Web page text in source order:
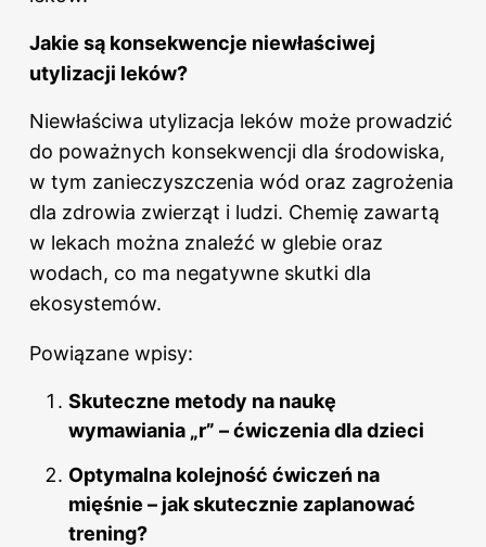
Jakie są konsekwencje niewłaściwej
utylizacji leków?
Niewłaściwa utylizacja leków może prowadzić
do poważnych konsekwencji dla środowiska,
w tym zanieczyszczenia wód oraz zagrożenia
dla zdrowia zwierząt i ludzi. Chemię zawartą
w lekach można znaleźć w glebie oraz
wodach, co ma negatywne skutki dla
ekosystemów.
Powiązane wpisy:
Skuteczne metody na naukę
wymawiania „r” – ćwiczenia dla dzieci
Optymalna kolejność ćwiczeń na
mięśnie – jak skutecznie zaplanować
trening?